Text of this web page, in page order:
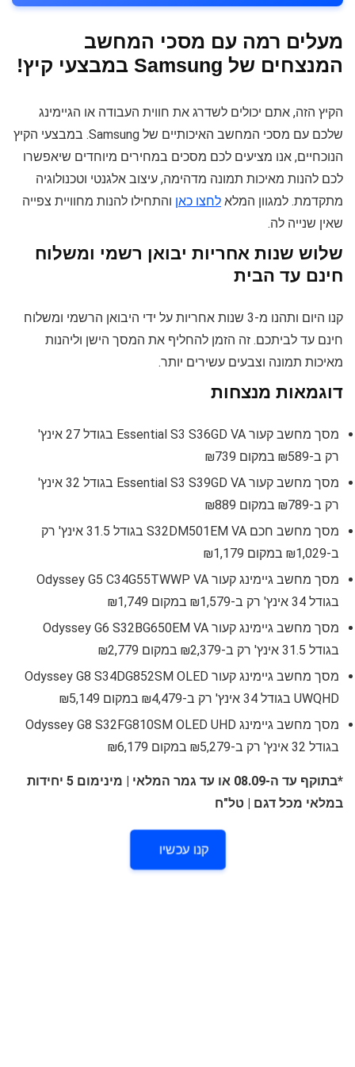
מעלים רמה עם מסכי המחשב
המנצחים של Samsung במבצעי קיץ!
הקיץ הזה, אתם יכולים לשדרג את חווית העבודה או הגיימינג
שלכם עם מסכי המחשב האיכותיים של Samsung. במבצעי הקיץ
הנוכחיים, אנו מציעים לכם מסכים במחירים מיוחדים שיאפשרו
לכם להנות מאיכות תמונה מדהימה, עיצוב אלגנטי וטכנולוגיה
מתקדמת. למגוון המלא לחצו כאן והתחילו להנות מחוויית צפייה
שאין שנייה לה.
שלוש שנות אחריות יבואן רשמי ומשלוח
חינם עד הבית
קנו היום ותהנו מ-3 שנות אחריות על ידי היבואן הרשמי ומשלוח
חינם עד לביתכם. זה הזמן להחליף את המסך הישן וליהנות
מאיכות תמונה וצבעים עשירים יותר.
דוגמאות מנצחות
מסך מחשב קעור Essential S3 S36GD VA בגודל 27 אינץ'
רק ב-₪589 במקום ₪739
מסך מחשב קעור Essential S3 S39GD VA בגודל 32 אינץ'
רק ב-₪789 במקום ₪889
מסך מחשב חכם S32DM501EM VA בגודל 31.5 אינץ' רק
ב-₪1,029 במקום ₪1,179
מסך מחשב גיימינג קעור Odyssey G5 C34G55TWWP VA
בגודל 34 אינץ' רק ב-₪1,579 במקום ₪1,749
מסך מחשב גיימינג קעור Odyssey G6 S32BG650EM VA
בגודל 31.5 אינץ' רק ב-₪2,379 במקום ₪2,779
מסך מחשב גיימינג קעור Odyssey G8 S34DG852SM OLED
UWQHD בגודל 34 אינץ' רק ב-₪4,479 במקום ₪5,149
מסך מחשב גיימינג Odyssey G8 S32FG810SM OLED UHD
בגודל 32 אינץ' רק ב-₪5,279 במקום ₪6,179
*בתוקף עד ה-08.09 או עד גמר המלאי | מינימום 5 יחידות
במלאי מכל דגם | טל"ח
קנו עכשיו